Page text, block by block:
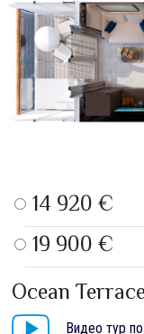
14 920 €
19 900 €
Ocean
Видео тур